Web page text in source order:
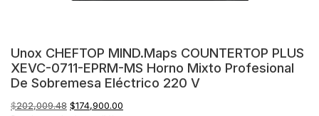
Unox CHEFTOP MIND.Maps COUNTERTOP PLUS
XEVC-0711-EPRM-MS Horno Mixto Profesional
De Sobremesa Eléctrico 220 V
$202,009.48 El
$174,900.00